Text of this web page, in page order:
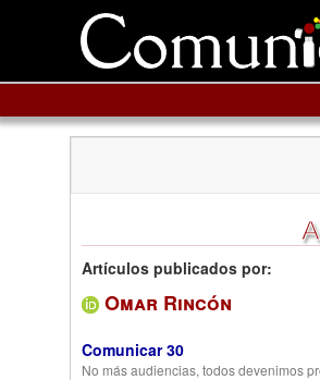
Artículos publicados por:
Omar Rincón
Comunicar 30
No más audiencias, todos devenimos